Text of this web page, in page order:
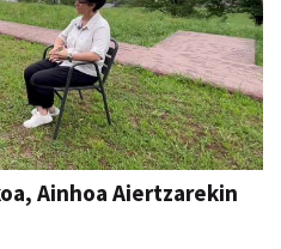
Ainhoa Aiertzarekin